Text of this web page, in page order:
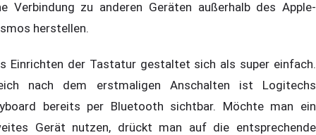
Verbindung zu anderen Geräten außerhalb des Apple-
herstellen.
Einrichten der Tastatur gestaltet sich als super einfach.
nach dem erstmaligen Anschalten ist Logitechs
bereits per Bluetooth sichtbar. Möchte man ein
Gerät nutzen, drückt man auf die entsprechende